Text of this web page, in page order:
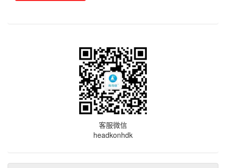
客服微信
headkonhdk